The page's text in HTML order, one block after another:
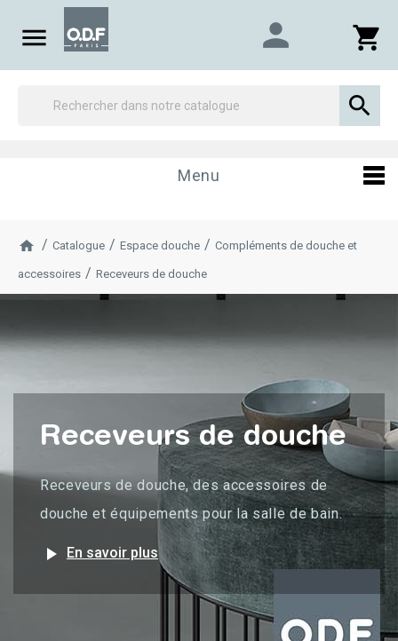
 shopping_cart
person

Menu
Catalogue Espace douche Compléments de douche et
accessoires Receveurs de douche
Receveurs de douche
Receveurs de douche, des accessoires de
douche et équipements pour la salle de bain.
play_arrow En savoir plus